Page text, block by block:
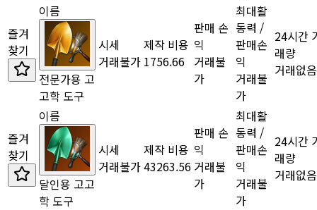
즐겨
찾기
이름
전문가용 고
고학 도구
시세
거래불가
제작 비용
1756.66
판매 손
익
거래불
가
최대활
동력 /
판매손
익
거래불
가
24시간
래량
거래없음
즐겨
찾기
이름
달인용 고고
학 도구
시세
거래불가
제작 비용
43263.56
판매 손
익
거래불
가
최대활
동력 /
판매손
익
거래불
가
24시간
래량
거래없음